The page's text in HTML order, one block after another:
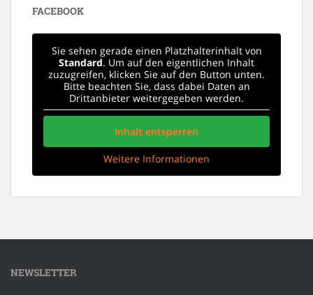
FACEBOOK
Sie sehen gerade einen Platzhalterinhalt von
Standard. Um auf den eigentlichen Inhalt
zuzugreifen, klicken Sie auf den Button unten.
Bitte beachten Sie, dass dabei Daten an
Drittanbieter weitergegeben werden.
Inhalt entsperren
Weitere Informationen
NEWSLETTER